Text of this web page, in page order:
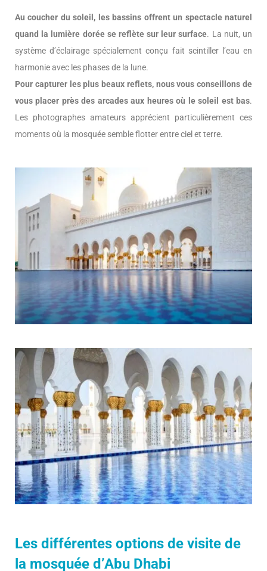
Au coucher du soleil, les bassins offrent un spectacle naturel
quand la lumière dorée se reflète sur leur surface. La nuit, un
système d’éclairage spécialement conçu fait scintiller l’eau en
harmonie avec les phases de la lune.
Pour capturer les plus beaux reflets, nous vous conseillons de
vous placer près des arcades aux heures où le soleil est bas.
Les photographes amateurs apprécient particulièrement ces
moments où la mosquée semble flotter entre ciel et terre.
Les différentes options de visite de
la mosquée d’Abu Dhabi